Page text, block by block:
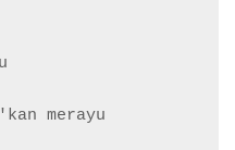
merayu